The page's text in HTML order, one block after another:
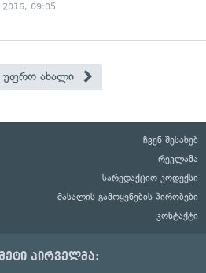
2016, 09:05
უფრო ახალი
ჩვენ შესახებ
რეკლამა
სარედაქციო კოდექსი
მასალის გამოყენების პირობები
კონტაქტი
პირველმა: